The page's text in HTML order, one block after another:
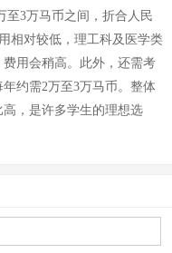
至3万马币之间，折合人民
相对较低，理工科及医学类
用会稍高。此外，还需考
约需2万至3万马币。整体
，是许多学生的理想选